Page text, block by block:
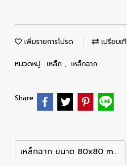
เพิ่มรายการโปรด เปรียบเ
หมวดหมู่ : เหล็ก , เหล็กฉาก
Share
เหล็กฉาก ขนาด 80x80 mm.